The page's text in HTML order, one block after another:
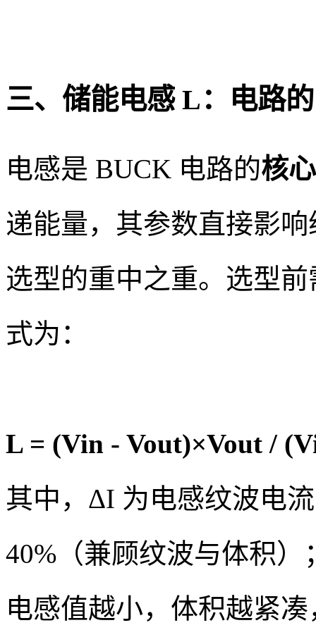
三、储能电感 L：电路
电感是 BUCK 电路的核
递能量，其参数直接影
选型的重中之重。选型
式为：
L = (Vin - Vout)×Vout /
其中，ΔI 为电感纹波电
40%（兼顾纹波与体积
电感值越小，体积越紧